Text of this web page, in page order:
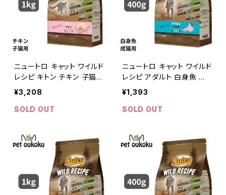
ニュートロ キャット ワイルド
レシピ キトン チキン 子猫用
1kg 4902397845546
¥3,208
SOLD OUT
ニュートロ キャット ワイルド
レシピ アダルト 白身魚 成
猫用 400g 4902397845
652
¥1,393
SOLD OUT